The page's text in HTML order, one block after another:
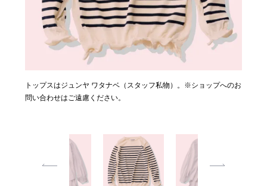
トップスはジュンヤ ワタナベ（スタッフ私物）。※ショップへのお
問い合わせはご遠慮ください。
シャツはドリス ヴァン ノッテン（スタッフ私物）。※ショップへ
のお問い合わせはご遠慮ください。